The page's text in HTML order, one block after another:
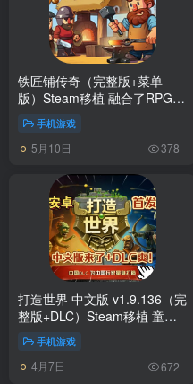
铁匠铺传奇（完整版+菜单
版）Steam移植 融合了RPG元
素的模拟经营游戏！
手机游戏
5月10日 378
打造世界 中文版 v1.9.136（完
整版+DLC）Steam移植 童年
佳作！质量超高的沙盒类佳作
手机游戏
4月7日 672